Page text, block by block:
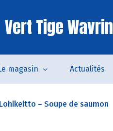
Vert Tige Wavrin
magasin Actualités
Lohikeitto – Soupe de saumon